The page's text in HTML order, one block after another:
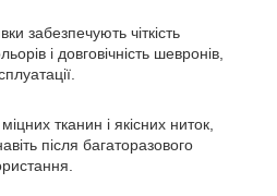
забезпечують чіткість
і довговічність шевронів,
тканин і якісних ниток,
після багаторазового